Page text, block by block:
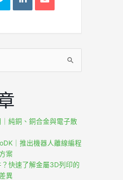
純銅、銅合金與電子散
｜推出機器人離線編程
案
快速了解金屬3D列印的
異